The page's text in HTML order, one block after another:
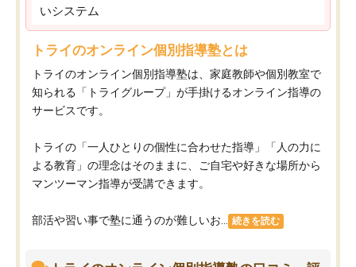
いシステム
トライのオンライン個別指導塾とは
トライのオンライン個別指導塾は、家庭教師や個別教室で
知られる「トライグループ」が手掛けるオンライン指導の
サービスです。
トライの「一人ひとりの個性に合わせた指導」「人の力に
よる教育」の理念はそのままに、ご自宅や好きな場所から
マンツーマン指導が受講できます。
部活や習い事で塾に通うのが難しいお... 続きを読む